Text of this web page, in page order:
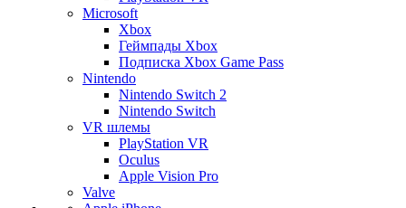
Microsoft
Xbox
Геймпады Xbox
Подписка Xbox Game Pass
Nintendo
Nintendo Switch 2
Nintendo Switch
VR шлемы
PlayStation VR
Oculus
Apple Vision Pro
Valve